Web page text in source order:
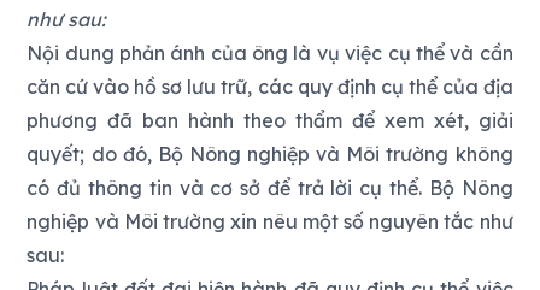
như sau:
Nội dung phản ánh của ông là vụ việc cụ thể và cần
căn cứ vào hồ sơ lưu trữ, các quy định cụ thể của địa
phương đã ban hành theo thẩm để xem xét, giải
quyết; do đó, Bộ Nông nghiệp và Môi trường không
có đủ thông tin và cơ sở để trả lời cụ thể. Bộ Nông
nghiệp và Môi trường xin nêu một số nguyên tắc như
sau: